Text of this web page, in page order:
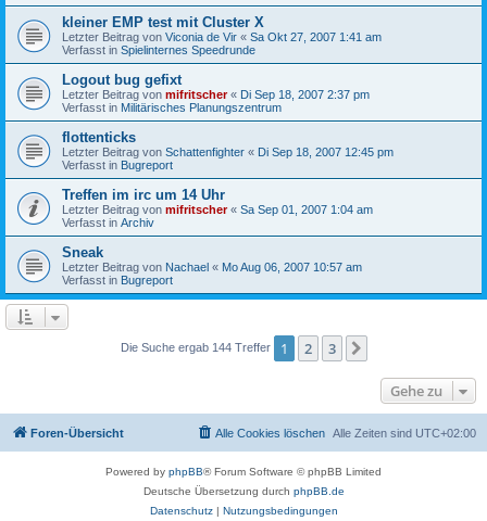
kleiner EMP test mit Cluster X
Letzter Beitrag von Viconia de Vir « Sa Okt 27, 2007 1:41 am
Verfasst in Spielinternes Speedrunde
Logout bug gefixt
Letzter Beitrag von mifritscher« Di Sep 18, 2007 2:37 pm
Verfasst in Militärisches Planungszentrum
flottenticks
Letzter Beitrag von Schattenfighter « Di Sep 18, 2007 12:45 pm
Verfasst in Bugreport
Treffen im irc um 14 Uhr
Letzter Beitrag von mifritscher« Sa Sep 01, 2007 1:04 am
Verfasst in Archiv
Sneak
Letzter Beitrag von Nachael « Mo Aug 06, 2007 10:57 am
Verfasst in Bugreport
Die Suche ergab 144 Treffer 1 2 3
Gehe zu
Foren-Übersicht Alle Zeiten sind UTC+02:00
Alle Cookies löschen
Powered by phpBB® Forum Software © phpBB Limited
Deutsche Übersetzung durch phpBB.de
Datenschutz| Nutzungsbedingungen